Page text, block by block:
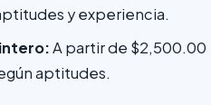
y experiencia.
A partir de $2,500.00
aptitudes.